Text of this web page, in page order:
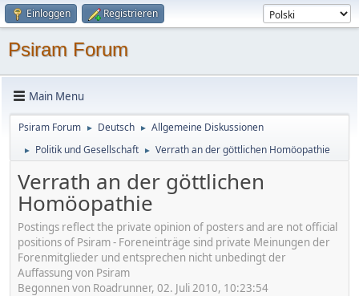
Einloggen Registrieren
Psiram Forum
Main Menu
Psiram Forum ► Deutsch ► Allgemeine Diskussionen
► Politik und Gesellschaft ► Verrath an der göttlichen Homöopathie
Verrath an der göttlichen
Homöopathie
Postings reflect the private opinion of posters and are not official
positions of Psiram - Foreneinträge sind private Meinungen der
Forenmitglieder und entsprechen nicht unbedingt der
Auffassung von Psiram
Begonnen von Roadrunner, 02. Juli 2010, 10:23:54